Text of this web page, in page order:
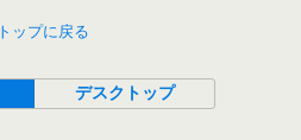
トップに戻る
デスクトップ